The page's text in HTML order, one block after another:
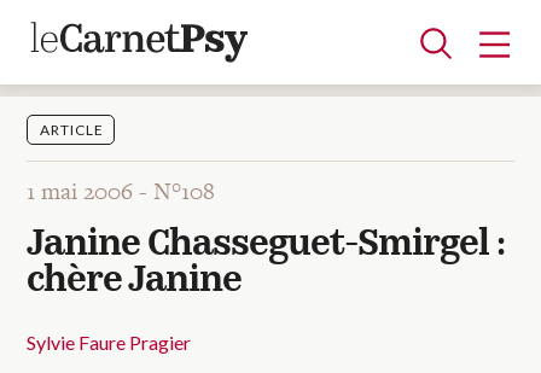
Articles
A la une
Adolescence
Dispositif
Enfance
Périnatalité
Psychanalyse
Psychopathologie
Soin
Dossiers
ARTICLE
1 mai 2006 -N°108
Janine Chasseguet-Smirgel :
chère Janine
Sylvie Faure Pragier